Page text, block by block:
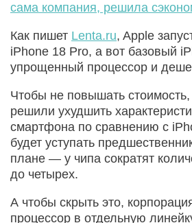
сама компания, решила
Как пишет Lenta.ru, Apple
iPhone 18 Pro, а вот базовый
упрощенный процессор и
Чтобы не повышать стоимость,
решили ухудшить
смартфона по сравнению с
будет уступать
плане — у чипа сократят
до четырех.
А чтобы скрыть это,
процессор в отдельную